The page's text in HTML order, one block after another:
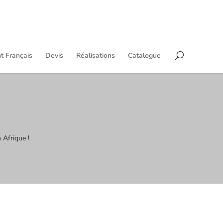
Français Devis Réalisations Catalogue
Afrique !